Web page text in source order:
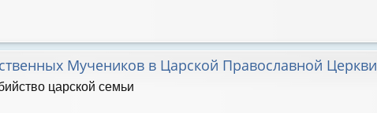
Мучеников в Царской Православной Церкви
царской семьи